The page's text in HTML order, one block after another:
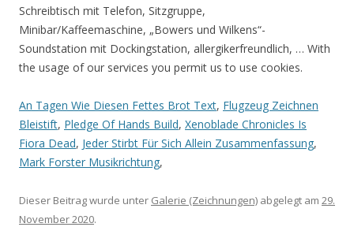
Schreibtisch mit Telefon, Sitzgruppe,
Minibar/Kaffeemaschine, „Bowers und Wilkens“-
Soundstation mit Dockingstation, allergikerfreundlich, … With
the usage of our services you permit us to use cookies.
An Tagen Wie Diesen Fettes Brot Text, Flugzeug Zeichnen
Bleistift, Pledge Of Hands Build, Xenoblade Chronicles Is
Fiora Dead, Jeder Stirbt Für Sich Allein Zusammenfassung,
Mark Forster Musikrichtung,
Dieser Beitrag wurde unter Galerie (Zeichnungen) abgelegt am 29.
November 2020.